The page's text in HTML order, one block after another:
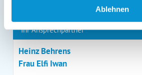
Ablehnen
Kontaktdaten
Ihr Ansprechpartner
Heinz Behrens
Frau Elfi Iwan